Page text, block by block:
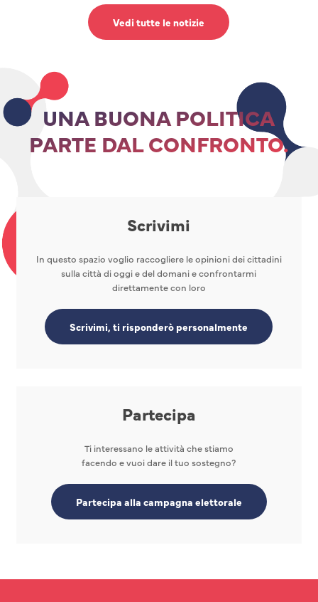
Vedi tutte le notizie
UNA BUONA POLITICA
PARTE DAL CONFRONTO.
Scrivimi
In questo spazio voglio raccogliere le opinioni dei cittadini
sulla città di oggi e del domani e confrontarmi
direttamente con loro
Scrivimi, ti risponderò personalmente
Partecipa
Ti interessano le attività che stiamo
facendo e vuoi dare il tuo sostegno?
Partecipa alla campagna elettorale